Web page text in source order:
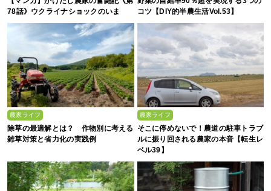
78話》ウクライナショックのいま
コツ【DIY的半農生活Vol.53】
農家ライフ
除草の最適解とは？ 作物別に考える
雑草対策と省力化の実践例
農家ライフ
そこに停めないで！農道の駐車トラブ
ルに振り回される農家の本音【転生レ
ベル39】